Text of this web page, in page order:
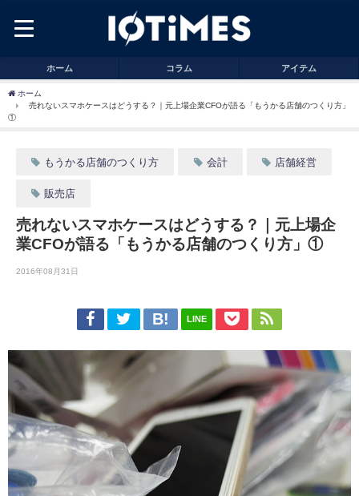
ホーム コラム アイテム
ホーム
売れないスマホケースはどうする？｜元上場企業CFOが語る「もうかる店舗のつくり方」
①
もうかる店舗のつくり方 会計 店舗経営
販売店
売れないスマホケースはどうする？｜元上場企
業CFOが語る「もうかる店舗のつくり方」①
2016年08月31日
LINE